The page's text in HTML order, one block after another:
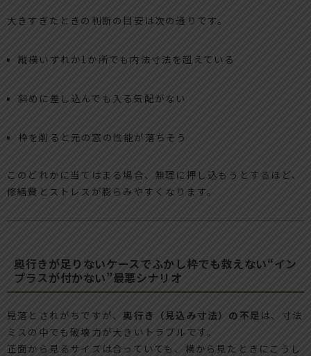
大きすぎたときの判断の目安は次の通りです。
縦横いずれか1か所でも内法寸法を超えている
斜めに差し込んでも入る気配がない
枠を削ると元の窓の性能が落ちそう
このどれかに当てはまる場合、無理に押し込もうとするほど、
修繕費とストレスが膨らみやすくなります。
奥行きが足りないケースでふかし枠でも救えない“イン
プラスが付かない”最悪シナリオ
見落とされがちですが、 奥行き（見込み寸法）の不足 は、寸法
ミスの中でも破壊力が大きいトラブルです。
正面から見るサイズは合っていても、横から見たときにこうし